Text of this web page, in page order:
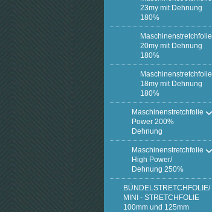
23my mit Dehnung
180%
Maschinenstretchfolie
20my mit Dehnung
180%
Maschinenstretchfolie
18my mit Dehnung
180%
Maschinenstretchfolie
Power 200%
Dehnung
Maschinenstretchfolie
High Power/
Dehnung 250%
BÜNDELSTRETCHFOLIE/
MINI - STRETCHFOLIE
100mm und 125mm